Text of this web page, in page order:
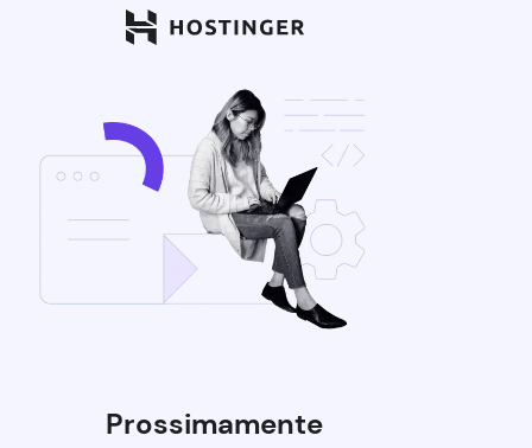
Prossimamente